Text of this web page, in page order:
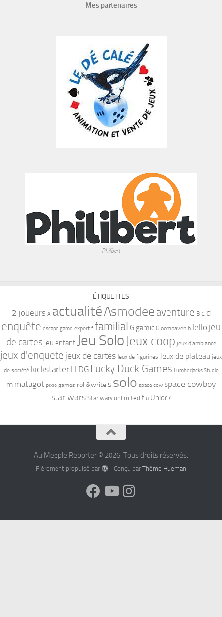
Mes partenaires
Philibert
ÉTIQUETTES
2 joueurs A actualitéAsmodee aventure B c d
enquête escape game expert f familial Gigamic Gloomhaven h Iello jeu
de cartes jeu enfant Jeu Solo Jeux coop jeux d'ambiance
jeux d'enquete jeux de cartes Jeux de figurines Jeux de plateau jeux
de société kickstarter l LDG Lucky Duck Games Lumberjacks Studio
m matagot pixie games roll&write s solo space cow space cowboy
star wars Star wars unlimited t u Unlock
Au Meeple Reporter © 2026. Tous droits réservés.
Fièrement propulsé par - Conçu par Thème Hueman